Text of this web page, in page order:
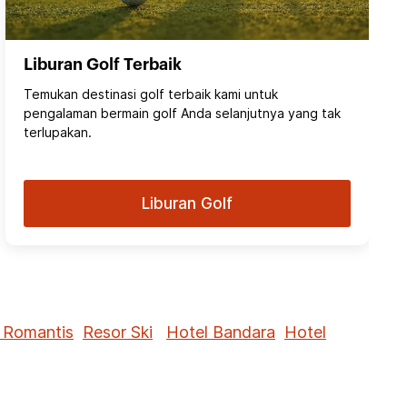
Liburan Golf Terbaik
Temukan destinasi golf terbaik kami untuk
pengalaman bermain golf Anda selanjutnya yang tak
terlupakan.
Liburan Golf
Resor Ski Hotel Bandara Hotel